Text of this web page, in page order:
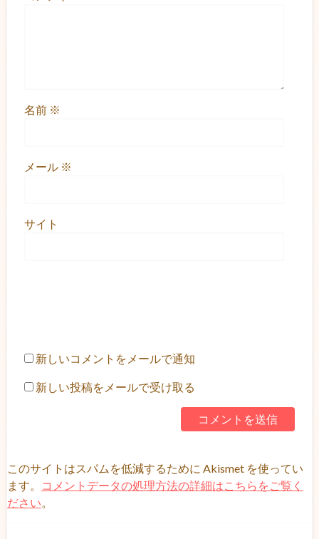
名前 ※
メール ※
サイト
新しいコメントをメールで通知
新しい投稿をメールで受け取る
このサイトはスパムを低減するために Akismet を使ってい
ます。
コメントデータの処理方法の詳細はこちらをご覧く
ださい